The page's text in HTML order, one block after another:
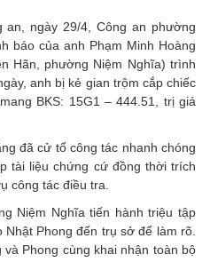
ngày 29/4, Công an phường
báo của anh Phạm Minh Hoàng
Hãn, phường Niệm Nghĩa) trình
anh bị kẻ gian trộm cắp chiếc
BKS: 15G1 – 444.51, trị giá
đã cử tổ công tác nhanh chóng
tài liệu chứng cứ đồng thời trích
công tác điều tra.
Niệm Nghĩa tiến hành triệu tập
Phong đến trụ sở để làm rõ.
Phong cùng khai nhận toàn bộ